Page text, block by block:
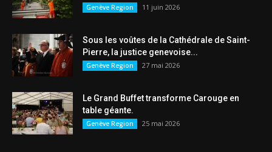
Genève Region 11 juin 2026
Sous les voûtes de la Cathédrale de Saint-
Pierre, la justice genevoise...
Genève Region 27 mai 2026
Le Grand Buffet transforme Carouge en
table géante.
Genève Region 25 mai 2026